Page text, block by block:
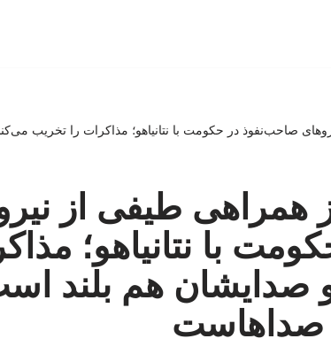
صاحب‌نفوذ در حکومت با نتانیاهو؛ مذاکرات را تخریب
از همراهی طیفی از
با نتانیاهو؛
صدایشان هم بلند
صداهاست